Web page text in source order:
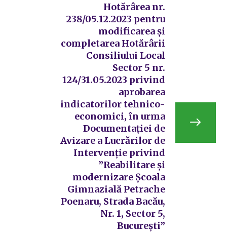
Hotărârea nr.
238/05.12.2023 pentru
modificarea și
completarea Hotărârii
Consiliului Local
Sector 5 nr.
124/31.05.2023 privind
aprobarea
indicatorilor tehnico-
economici, în urma
Documentației de
Avizare a Lucrărilor de
Intervenție privind
”Reabilitare și
modernizare Școala
Gimnazială Petrache
Poenaru, Strada Bacău,
Nr. 1, Sector 5,
București”